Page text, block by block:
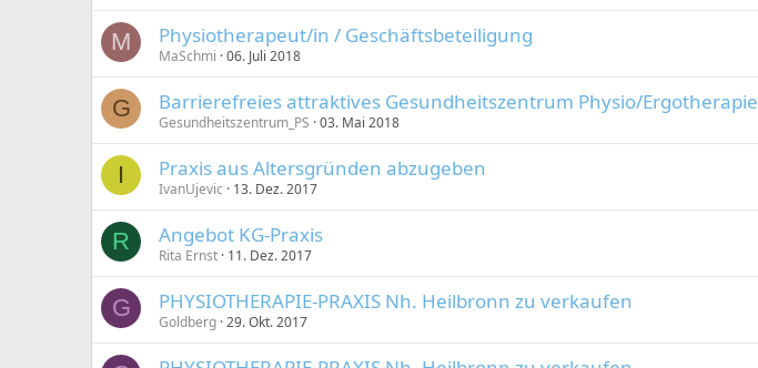
M Physiotherapeut/in / Geschäftsbeteiligung
MaSchmi 06. Juli 2018
G Barrierefreies attraktives Gesundheitszentrum Physio/Ergotherapie
Gesundheitszentrum_PS 03. Mai 2018
I Praxis aus Altersgründen abzugeben
IvanUjevic 13. Dez. 2017
R Angebot KG-Praxis
Rita Ernst 11. Dez. 2017
G PHYSIOTHERAPIE-PRAXIS Nh. Heilbronn zu verkaufen
Goldberg 29. Okt. 2017